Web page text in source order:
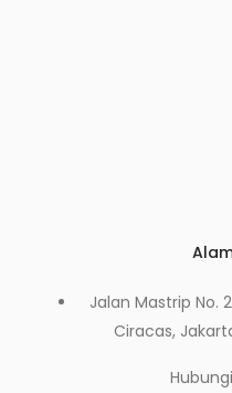
Jalan Mastrip No.
Ciracas,